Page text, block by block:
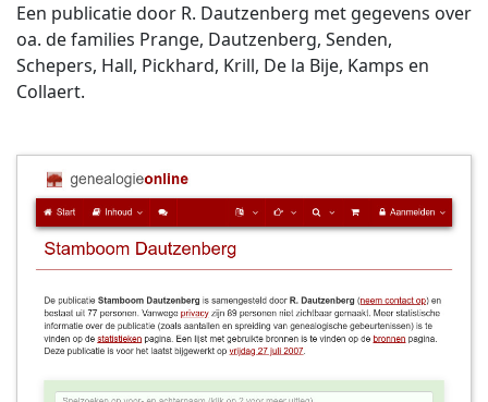
Een publicatie door R. Dautzenberg met gegevens over
oa. de families Prange, Dautzenberg, Senden,
Schepers, Hall, Pickhard, Krill, De la Bije, Kamps en
Collaert.